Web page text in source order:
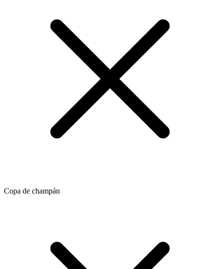
Copa de champán